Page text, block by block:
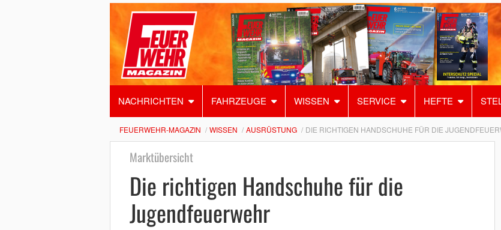
NACHRICHTEN FAHRZEUGE WISSEN SERVICE HEFTE
FEUERWEHR-MAGAZIN WISSEN AUSRÜSTUNG DIE RICHTIGEN HANDSCHUHE FÜR DIE
Marktübersicht
Die richtigen Handschuhe für die
Jugendfeuerwehr